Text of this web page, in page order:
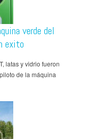
verde del
exito
latas y vidrio fueron
de la máquina